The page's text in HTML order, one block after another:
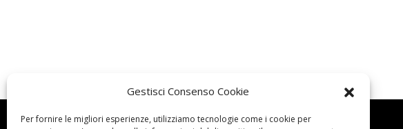
Gestisci Consenso Cookie
Per fornire le migliori esperienze, utilizziamo tecnologie come i cookie per
Dove siamo SEGUICI